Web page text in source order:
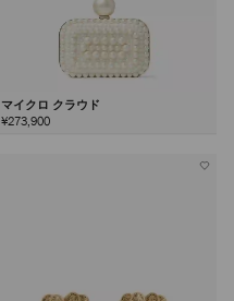
マイクロ クラウド
¥273,900